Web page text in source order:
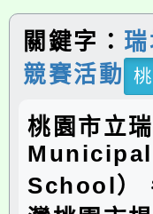
關鍵字： 瑞
競賽活動
桃園市立
School）